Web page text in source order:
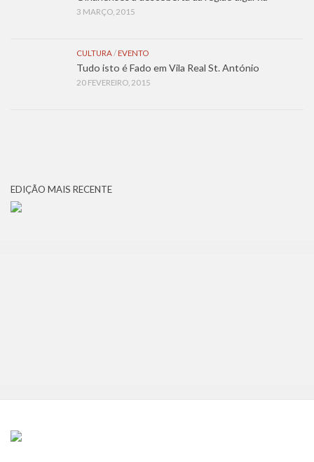
3 MARÇO, 2015
CULTURA/ EVENTO
Tudo isto é Fado em Vila Real St. António
20 FEVEREIRO, 2015
EDIÇÃO MAIS RECENTE